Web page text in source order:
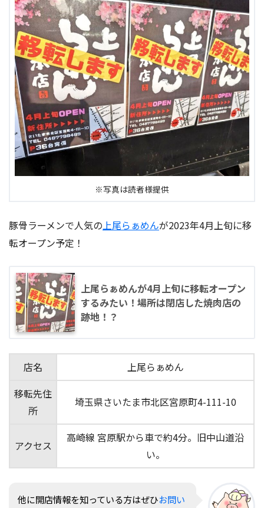
※写真は読者様提供
豚骨ラーメンで人気の上尾らぁめんが2023年4月上旬に移
転オープン予定！
上尾らぁめんが4月上旬に移転オープン
するみたい！場所は閉店した焼肉店の
跡地！？
店名
上尾らぁめん
移転先住
所
埼玉県さいたま市北区宮原町4-111-10
アクセス
高崎線 宮原駅から車で約4分。旧中山道沿
い。
他に開店情報を知っている方はぜひお問い